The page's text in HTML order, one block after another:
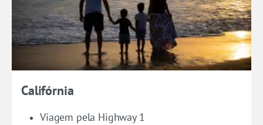
Califórnia
Viagem pela Highway 1